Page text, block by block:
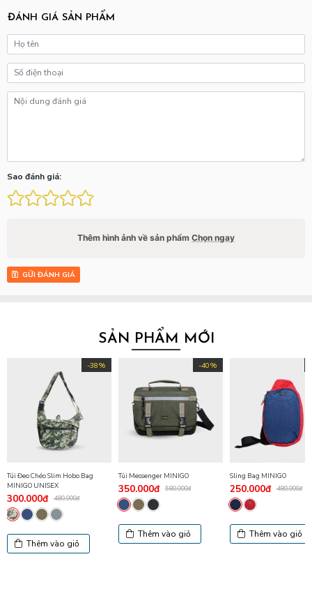
ĐÁNH GIÁ SẢN PHẨM
Sao đánh giá:
Thêm hình ảnh về sản phẩm Chọn ngay
GỬI ĐÁNH GIÁ
SẢN PHẨM MỚI
-38%
Túi Đeo Chéo Slim Hobo Bag
MINIGO UNISEX
300.000đ 480.000đ
Thêm vào giỏ
-40%
Túi Messenger MINIGO
350.000đ 580.000đ
Thêm vào giỏ
Sling Bag MINIGO
250.000đ 480.000đ
Thêm vào giỏ